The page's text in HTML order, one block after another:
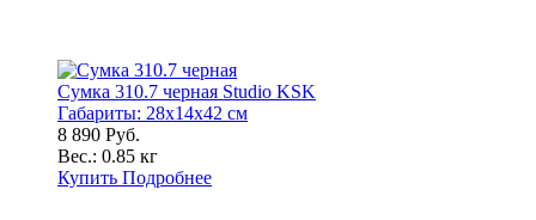
Сумка 310.7 черная Studio KSK
Габариты: 28x14x42 см
8 890 Руб.
Вес.: 0.85 кг
Купить Подробнее